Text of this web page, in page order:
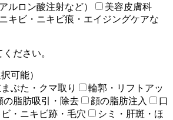
ルロン酸注射など）
美容皮膚科
キビ・ニキビ痕・エイジングケアな
ださい。
可能）
ぶた・クマ取り
輪郭・リフトアッ
の脂肪吸引・除去 顔の脂肪注入
口
・ニキビ跡・毛穴
シミ・肝斑・ほ